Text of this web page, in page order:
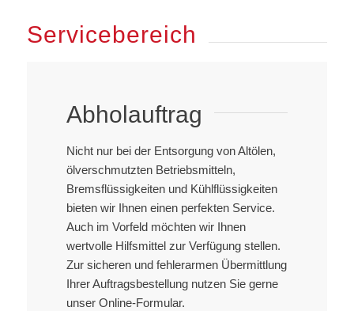
Servicebereich
Abholauftrag
Nicht nur bei der Entsorgung von Altölen,
ölverschmutzten Betriebsmitteln,
Bremsflüssigkeiten und Kühlflüssigkeiten
bieten wir Ihnen einen perfekten Service.
Auch im Vorfeld möchten wir Ihnen
wertvolle Hilfsmittel zur Verfügung stellen.
Zur sicheren und fehlerarmen Übermittlung
Ihrer Auftragsbestellung nutzen Sie gerne
unser Online-Formular.